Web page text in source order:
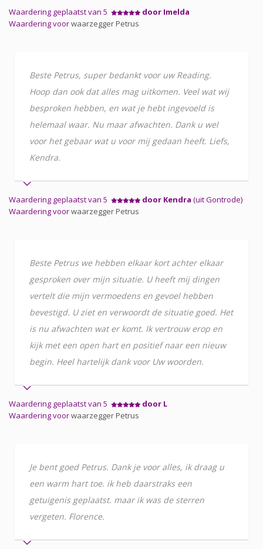
Waardering geplaatst van 5
door Imelda
Waardering voorwaarzegger Petrus
Beste Petrus, super bedankt voor uw Reading.
Hoop dan ook dat alles mag uitkomen. Veel wat wij
besproken hebben, en wat je hebt ingevoeld is
helemaal waar. Nu maar afwachten. Dank u wel
voor het gebaar wat u voor mij gedaan heeft. Liefs,
Kendra.
Waardering geplaatst van 5 door Kendra (uit Gontrode)
Waardering voorwaarzegger Petrus
Beste Petrus we hebben elkaar kort achter elkaar
gesproken over mijn situatie. U heeft mij dingen
vertelt die mijn vermoedens en gevoel hebben
bevestigd. U ziet en verwoordt de situatie goed. Het
is nu afwachten wat er komt. Ik vertrouw erop en
kijk met een open hart en positief naar een nieuw
begin. Heel hartelijk dank voor Uw woorden.
Waardering geplaatst van 5
door L
Waardering voorwaarzegger Petrus
Je bent goed Petrus. Dank je voor alles, ik draag u
een warm hart toe. ik heb daarstraks een
getuigenis geplaatst. maar ik was de sterren
vergeten. Florence.